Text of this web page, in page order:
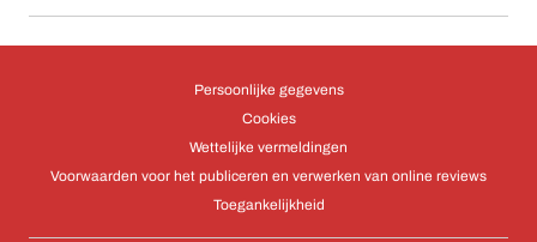
Persoonlijke gegevens
Cookies
Wettelijke vermeldingen
Voorwaarden voor het publiceren en verwerken van online reviews
Toegankelijkheid